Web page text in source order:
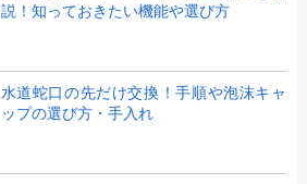
説！知っておきたい機能や選び方
水道蛇口の先だけ交換！手順や泡沫キャ
ップの選び方・手入れ